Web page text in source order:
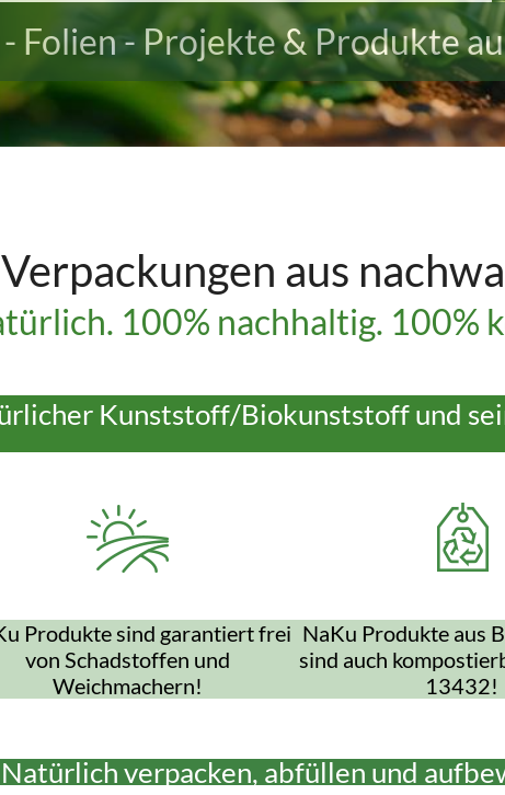
- Folien - Projekte & Produkte
aus
100% nachhaltig. 100%
Kunststoff/Biokunststoff und
Produkte sind garantiert frei
von Schadstoffen und
Weichmachern!
NaKu Produkte aus
sind auch
13432!
Natürlich verpacken, abfüllen und